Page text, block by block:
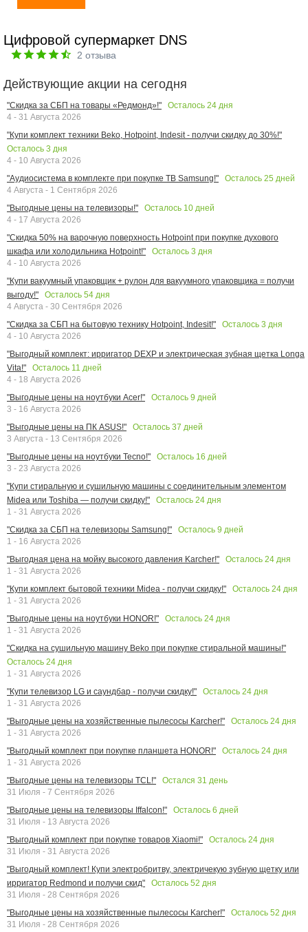
Цифровой супермаркет DNS
2 отзыва
Действующие акции на сегодня
"Скидка за СБП на товары «Редмонд»!" Осталось 24 дня
4 - 31 Августа 2026
"Купи комплект техники Beko, Hotpoint, Indesit - получи скидку до 30%!"
Осталось 3 дня
4 - 10 Августа 2026
"Аудиосистема в комплекте при покупке ТВ Samsung!"
Осталось 25 дней
4 Августа - 1 Сентября 2026
"Выгодные цены на телевизоры!"
Осталось 10 дней
4 - 17 Августа 2026
"Скидка 50% на варочную поверхность Hotpoint при покупке духового
шкафа или холодильника Hotpoint!"
Осталось 3 дня
4 - 10 Августа 2026
"Купи вакуумный упаковщик + рулон для вакуумного упаковщика = получи
выгоду!"
Осталось 54 дня
4 Августа - 30 Сентября 2026
"Скидка за СБП на бытовую технику Hotpoint, Indesit!"
Осталось 3 дня
4 - 10 Августа 2026
"Выгодный комплект: ирригатор DEXP и электрическая зубная щетка Longa
Vita!"
Осталось 11 дней
4 - 18 Августа 2026
"Выгодные цены на ноутбуки Acer!"
Осталось 9 дней
3 - 16 Августа 2026
"Выгодные цены на ПК ASUS!"
Осталось 37 дней
3 Августа - 13 Сентября 2026
"Выгодные цены на ноутбуки Tecno!"
Осталось 16 дней
3 - 23 Августа 2026
"Купи стиральную и сушильную машины с соединительным элементом
Midea или Toshiba — получи скидку!"
Осталось 24 дня
1 - 31 Августа 2026
"Скидка за СБП на телевизоры Samsung!"
Осталось 9 дней
1 - 16 Августа 2026
"Выгодная цена на мойку высокого давления Karcher!"
Осталось 24 дня
1 - 31 Августа 2026
"Купи комплект бытовой техники Midea - получи скидку!"
Осталось 24 дня
1 - 31 Августа 2026
"Выгодные цены на ноутбуки HONOR!"
Осталось 24 дня
1 - 31 Августа 2026
"Скидка на сушильную машину Beko при покупке стиральной машины!"
Осталось 24 дня
1 - 31 Августа 2026
"Купи телевизор LG и саундбар - получи скидку!"
Осталось 24 дня
1 - 31 Августа 2026
"Выгодные цены на хозяйственные пылесосы Karcher!"
Осталось 24 дня
1 - 31 Августа 2026
"Выгодный комплект при покупке планшета HONOR!"
Осталось 24 дня
1 - 31 Августа 2026
"Выгодные цены на телевизоры TCL!"
Остался 31 день
31 Июля - 7 Сентября 2026
"Выгодные цены на телевизоры Iffalcon!"
Осталось 6 дней
31 Июля - 13 Августа 2026
"Выгодный комплект при покупке товаров Xiaomi!"
Осталось 24 дня
31 Июля - 31 Августа 2026
"Выгодный комплект! Купи электробритву, электричекую зубную щетку или
ирригатор Redmond и получи скид"
Осталось 52 дня
31 Июля - 28 Сентября 2026
"Выгодные цены на хозяйственные пылесосы Karcher!"
Осталось 52 дня
31 Июля - 28 Сентября 2026